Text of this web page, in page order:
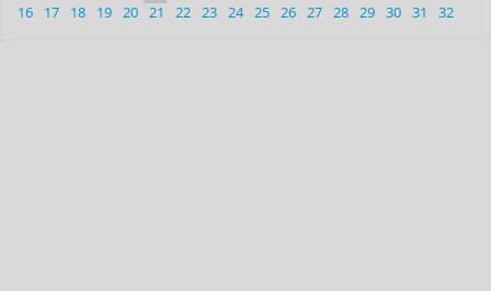
16
17 18 19 20 21 22 23 24 25 26 27 28 29 30 31 32